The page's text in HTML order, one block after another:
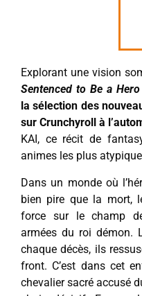
Explorant une vision
Sentenced to Be a Hero
la sélection des
sur Crunchyroll à
KAI, ce récit de
animes les plus
Dans un monde où
bien pire que la mort,
force sur le champ
armées du roi démon.
chaque décès, ils
front. C’est dans cet
chevalier sacré accusé